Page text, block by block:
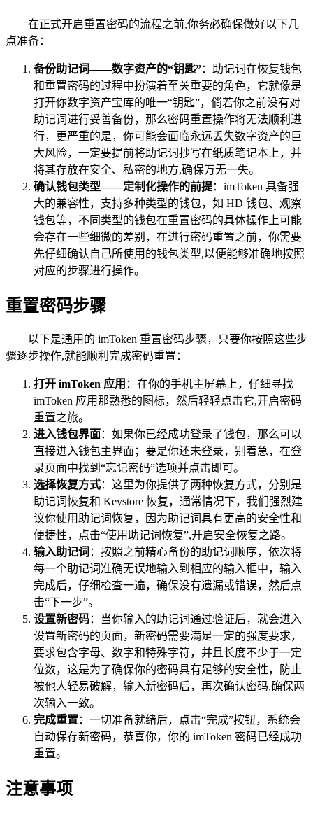
在正式开启重置密码的流程之前,你务必确保做好以下几
点准备：
备份助记词——数字资产的“钥匙”：助记词在恢复钱包
和重置密码的过程中扮演着至关重要的角色，它就像是
打开你数字资产宝库的唯一“钥匙”，倘若你之前没有对
助记词进行妥善备份，那么密码重置操作将无法顺利进
行，更严重的是，你可能会面临永远丢失数字资产的巨
大风险，一定要提前将助记词抄写在纸质笔记本上，并
将其存放在安全、私密的地方,确保万无一失。
确认钱包类型——定制化操作的前提：imToken 具备强
大的兼容性，支持多种类型的钱包，如 HD 钱包、观察
钱包等，不同类型的钱包在重置密码的具体操作上可能
会存在一些细微的差别，在进行密码重置之前，你需要
先仔细确认自己所使用的钱包类型,以便能够准确地按照
对应的步骤进行操作。
重置密码步骤
以下是通用的 imToken 重置密码步骤，只要你按照这些步
骤逐步操作,就能顺利完成密码重置：
打开 imToken 应用 ：在你的手机主屏幕上，仔细寻找
imToken 应用那熟悉的图标，然后轻轻点击它,开启密码
重置之旅。
进入钱包界面：如果你已经成功登录了钱包，那么可以
直接进入钱包主界面；要是你还未登录，别着急，在登
录页面中找到“忘记密码”选项并点击即可。
选择恢复方式：这里为你提供了两种恢复方式，分别是
助记词恢复和 Keystore 恢复，通常情况下，我们强烈建
议你使用助记词恢复，因为助记词具有更高的安全性和
便捷性，点击“使用助记词恢复”,开启安全恢复之路。
输入助记词 ：按照之前精心备份的助记词顺序，依次将
每一个助记词准确无误地输入到相应的输入框中，输入
完成后，仔细检查一遍，确保没有遗漏或错误，然后点
击“下一步”。
设置新密码：当你输入的助记词通过验证后，就会进入
设置新密码的页面，新密码需要满足一定的强度要求，
要求包含字母、数字和特殊字符，并且长度不少于一定
位数，这是为了确保你的密码具有足够的安全性，防止
被他人轻易破解，输入新密码后，再次确认密码,确保两
次输入一致。
完成重置：一切准备就绪后，点击“完成”按钮，系统会
自动保存新密码，恭喜你，你的 imToken 密码已经成功
重置。
注意事项